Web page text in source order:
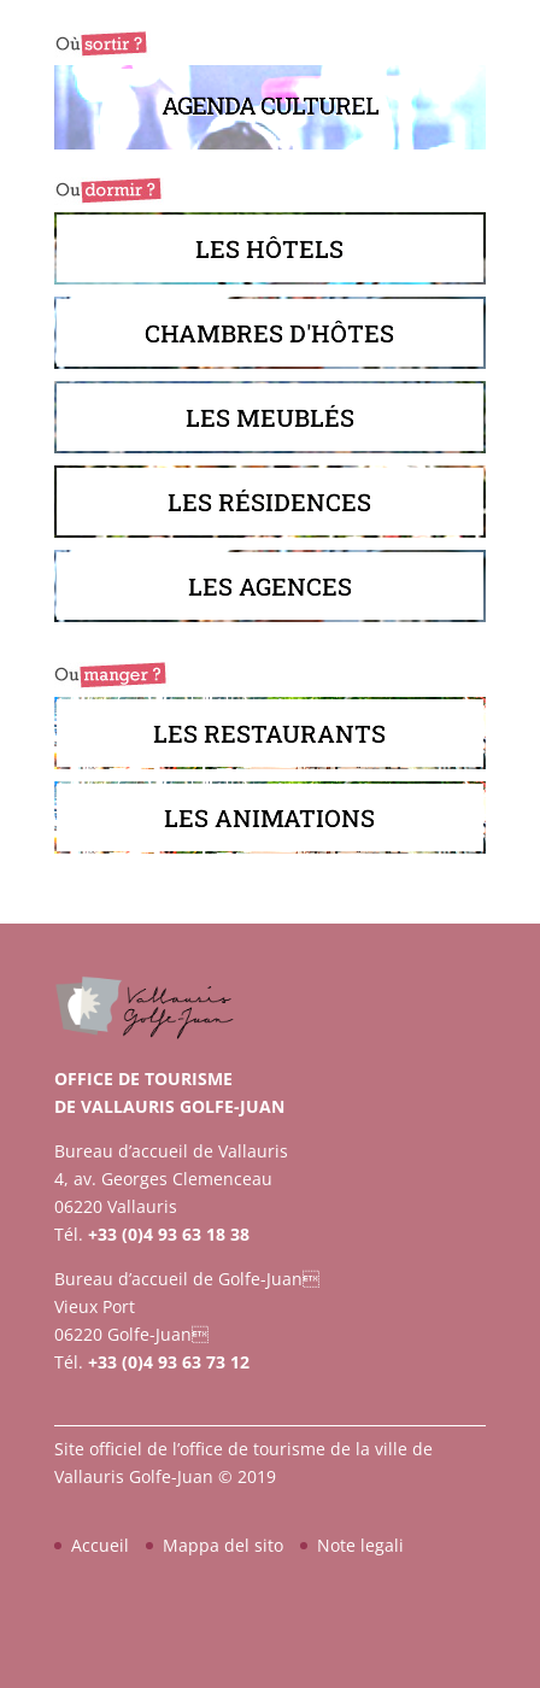
AGENDA CULTUREL
LES HÔTELS
CHAMBRES D'HÔTES
LES MEUBLÉS
LES RÉSIDENCES
LES AGENCES
LES RESTAURANTS
LES ANIMATIONS
OFFICE DE TOURISME
DE VALLAURIS GOLFE-JUAN
Bureau d’accueil de Vallauris
4, av. Georges Clemenceau
06220 Vallauris
Tél. +33 (0)4 93 63 18 38
Bureau d’accueil de Golfe-Juan
Vieux Port
06220 Golfe-Juan
Tél. +33 (0)4 93 63 73 12
Site officiel de l’office de tourisme de la ville de
Vallauris Golfe-Juan © 2019
Accueil Mappa del sito Note legali